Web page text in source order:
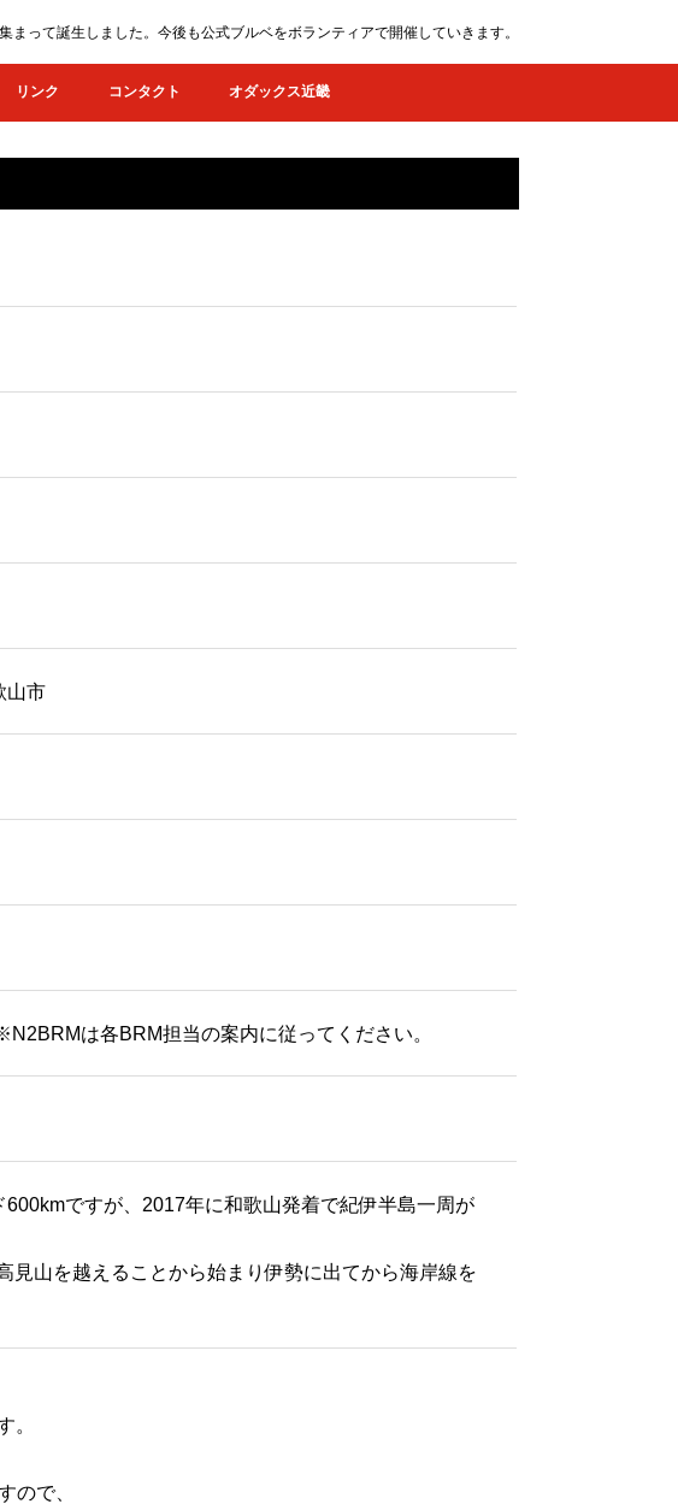
って誕生しました。今後も公式ブルベをボランティアで開催していきます。
リンク コンタクト オダックス近畿
山市
は各BRM担当の案内に従ってください。
ですが、2017年に和歌山発着で紀伊半島一周が
見山を越えることから始まり伊勢に出てから海岸線を
。
ので、